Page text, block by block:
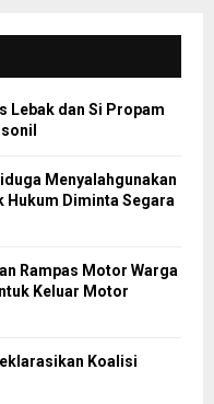
Lebak dan Si Propam
Menyalahgunakan
Hukum Diminta Segara
Rampas Motor Warga
Keluar Motor
Koalisi